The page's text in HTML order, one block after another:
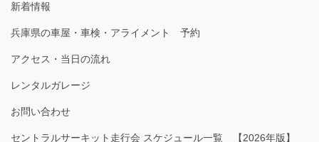
新着情報
兵庫県の車屋・車検・アライメント 予約
アクセス・当日の流れ
レンタルガレージ
お問い合わせ
セントラルサーキット走行会 スケジュール一覧 【2026年版】